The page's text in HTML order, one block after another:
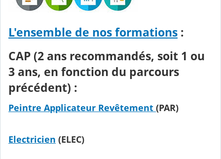
L'ensemble de nos formations :
CAP (2 ans recommandés, soit 1 ou
3 ans, en fonction du parcours
précédent) :
Peintre Applicateur Revêtement (PAR)
Electricien (ELEC)